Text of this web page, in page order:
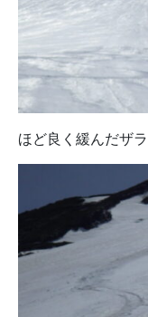
ほど良く緩んだザ